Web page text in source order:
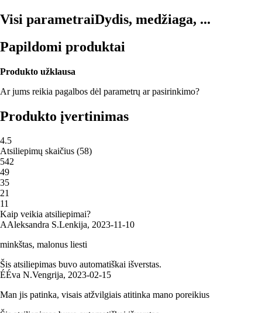
Visi parametraiDydis, medžiaga, ...
Papildomi produktai
Produkto užklausa
Ar jums reikia pagalbos dėl parametrų ar pasirinkimo?
Produkto įvertinimas
4.5
Atsiliepimų skaičius (58)
542
49
35
21
11
Kaip veikia atsiliepimai?
AAleksandra S.Lenkija, 2023‑11‑10
minkštas, malonus liesti
Šis atsiliepimas buvo automatiškai išverstas.
ÉÉva N.Vengrija, 2023‑02‑15
Man jis patinka, visais atžvilgiais atitinka mano poreikius